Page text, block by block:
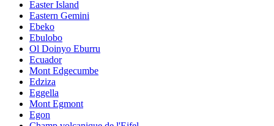
Easter Island
Eastern Gemini
Ebeko
Ebulobo
Ol Doinyo Eburru
Ecuador
Mont Edgecumbe
Edziza
Eggella
Mont Egmont
Egon